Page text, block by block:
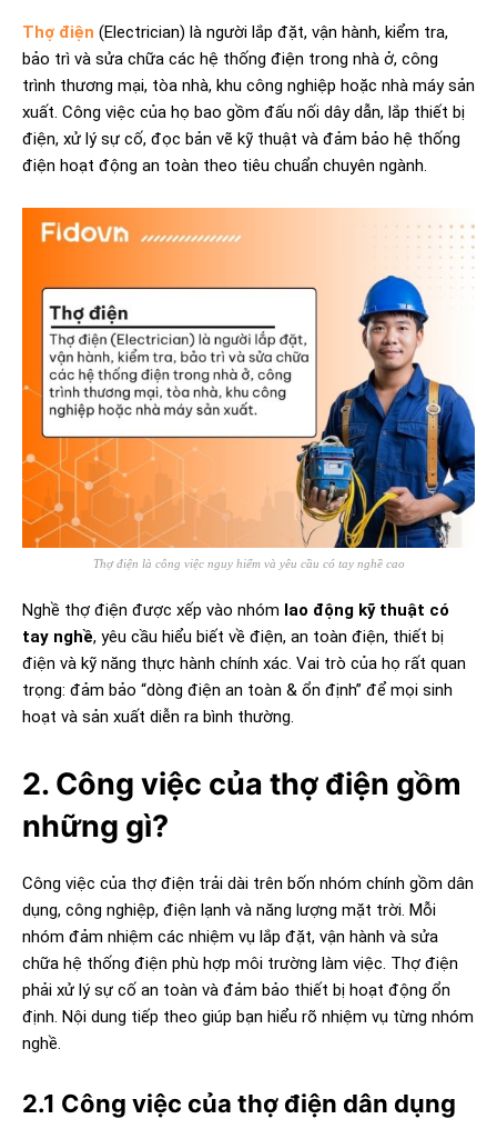
Thợ điện (Electrician) là người lắp đặt, vận hành, kiểm tra,
bảo trì và sửa chữa các hệ thống điện trong nhà ở, công
trình thương mại, tòa nhà, khu công nghiệp hoặc nhà máy sản
xuất. Công việc của họ bao gồm đấu nối dây dẫn, lắp thiết bị
điện, xử lý sự cố, đọc bản vẽ kỹ thuật và đảm bảo hệ thống
điện hoạt động an toàn theo tiêu chuẩn chuyên ngành.
Thợ điện là công việc nguy hiểm và yêu cầu có tay nghề cao
Nghề thợ điện được xếp vào nhóm lao động kỹ thuật có
tay nghề, yêu cầu hiểu biết về điện, an toàn điện, thiết bị
điện và kỹ năng thực hành chính xác. Vai trò của họ rất quan
trọng: đảm bảo “dòng điện an toàn & ổn định” để mọi sinh
hoạt và sản xuất diễn ra bình thường.
2. Công việc của thợ điện gồm
những gì?
Công việc của thợ điện trải dài trên bốn nhóm chính gồm dân
dụng, công nghiệp, điện lạnh và năng lượng mặt trời. Mỗi
nhóm đảm nhiệm các nhiệm vụ lắp đặt, vận hành và sửa
chữa hệ thống điện phù hợp môi trường làm việc. Thợ điện
phải xử lý sự cố an toàn và đảm bảo thiết bị hoạt động ổn
định. Nội dung tiếp theo giúp bạn hiểu rõ nhiệm vụ từng nhóm
nghề.
2.1 Công việc của thợ điện dân dụng